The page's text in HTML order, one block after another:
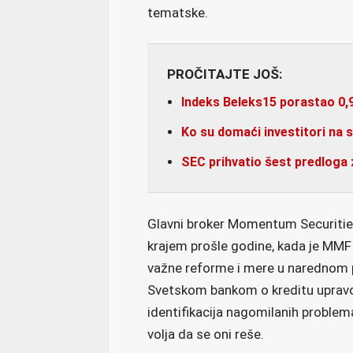
tematske.
PROČITAJTE JOŠ:
Indeks Beleks15 porastao
Ko su domaći investitori na
SEC prihvatio šest predloga
Glavni broker Momentum
krajem prošle godine, kada je
važne reforme i mere u narednom
Svetskom bankom o kreditu
identifikacija nagomilanih
volja da se oni reše.